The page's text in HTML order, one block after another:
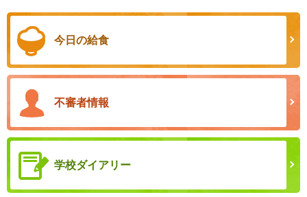
今日の給食
不審者情報
学校ダイアリー